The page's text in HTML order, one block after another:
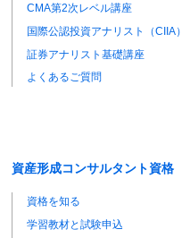
CMA第2次レベル講座
国際公認投資アナリスト（CIIA）
証券アナリスト基礎講座
よくあるご質問
資産形成コンサルタント資格
資格を知る
学習教材と試験申込